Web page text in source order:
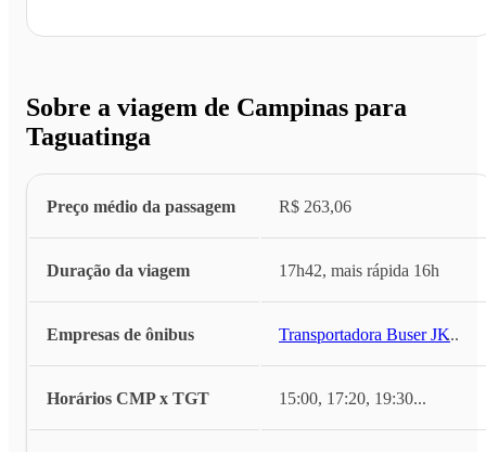
Sobre a viagem de Campinas para
Taguatinga
Preço médio da passagem R$ 263,06
Duração da viagem 17h42, mais rápida 16h
Empresas de ônibus Transportadora Buser JK...
Horários CMP x TGT 15:00, 17:20, 19:30...